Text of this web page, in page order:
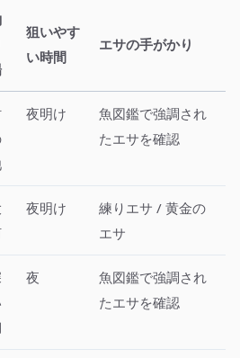
狙いやす
い時間
エサの手がかり
夜明け
魚図鑑で強調され
たエサを確認
夜明け
練りエサ / 黄金の
エサ
夜
魚図鑑で強調され
たエサを確認